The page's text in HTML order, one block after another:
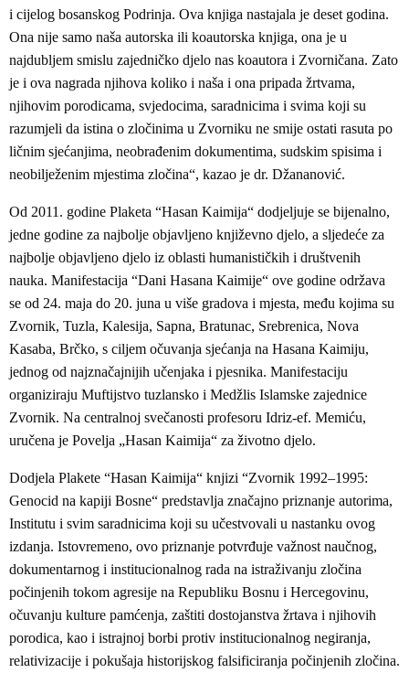
i cijelog bosanskog Podrinja. Ova knjiga nastajala je deset godina.
Ona nije samo naša autorska ili koautorska knjiga, ona je u
najdubljem smislu zajedničko djelo nas koautora i Zvorničana. Zato
je i ova nagrada njihova koliko i naša i ona pripada žrtvama,
njihovim porodicama, svjedocima, saradnicima i svima koji su
razumjeli da istina o zločinima u Zvorniku ne smije ostati rasuta po
ličnim sjećanjima, neobrađenim dokumentima, sudskim spisima i
neobilježenim mjestima zločina“, kazao je dr. Džananović.
Od 2011. godine Plaketa “Hasan Kaimija“ dodjeljuje se bijenalno,
jedne godine za najbolje objavljeno književno djelo, a sljedeće za
najbolje objavljeno djelo iz oblasti humanističkih i društvenih
nauka. Manifestacija “Dani Hasana Kaimije“ ove godine održava
se od 24. maja do 20. juna u više gradova i mjesta, među kojima su
Zvornik, Tuzla, Kalesija, Sapna, Bratunac, Srebrenica, Nova
Kasaba, Brčko, s ciljem očuvanja sjećanja na Hasana Kaimiju,
jednog od najznačajnijih učenjaka i pjesnika. Manifestaciju
organiziraju Muftijstvo tuzlansko i Medžlis Islamske zajednice
Zvornik. Na centralnoj svečanosti profesoru Idriz-ef. Memiću,
uručena je Povelja „Hasan Kaimija“ za životno djelo.
Dodjela Plakete “Hasan Kaimija“ knjizi “Zvornik 1992–1995:
Genocid na kapiji Bosne“ predstavlja značajno priznanje autorima,
Institutu i svim saradnicima koji su učestvovali u nastanku ovog
izdanja. Istovremeno, ovo priznanje potvrđuje važnost naučnog,
dokumentarnog i institucionalnog rada na istraživanju zločina
počinjenih tokom agresije na Republiku Bosnu i Hercegovinu,
očuvanju kulture pamćenja, zaštiti dostojanstva žrtava i njihovih
porodica, kao i istrajnoj borbi protiv institucionalnog negiranja,
relativizacije i pokušaja historijskog falsificiranja počinjenih zločina.